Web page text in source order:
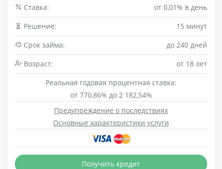
Cтавка:
от 0,01% в день
Решение:
15 минут
Срок займа:
до 240 дней
Возраст:
от 18 лет
Реальная годовая процентная ставка:
от 770,86% до 2 182,54%
Предупреждение о последствиях
Основные характеристики услуги
Получить кредит